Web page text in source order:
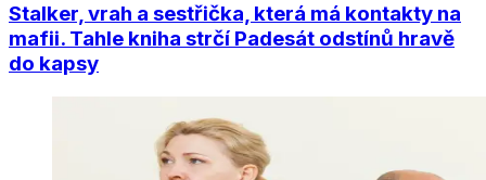
Stalker, vrah a sestřička, která má kontakty na
mafii. Tahle kniha strčí Padesát odstínů hravě
do kapsy